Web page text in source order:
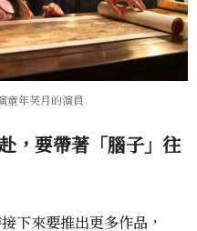
童年芙月的演員
，要帶著「腦子」往
下來要推出更多作品，